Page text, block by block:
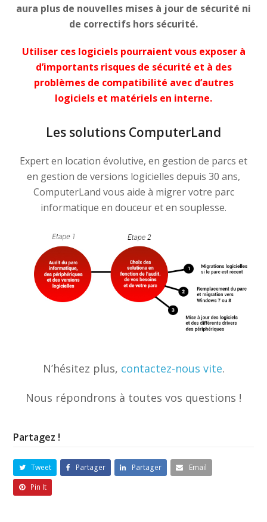
aura plus de nouvelles mises à jour de sécurité ni
de correctifs hors sécurité.
Utiliser ces logiciels pourraient vous exposer à
d’importants risques de sécurité et à des
problèmes de compatibilité avec d’autres
logiciels et matériels en interne.
Les solutions ComputerLand
Expert en location évolutive, en gestion de parcs et
en gestion de versions logicielles depuis 30 ans,
ComputerLand vous aide à migrer votre parc
informatique en douceur et en souplesse.
N’hésitez plus, contactez-nous vite.
Nous répondrons à toutes vos questions !
Partagez !
Tweet Partager Partager
Email
Pin It